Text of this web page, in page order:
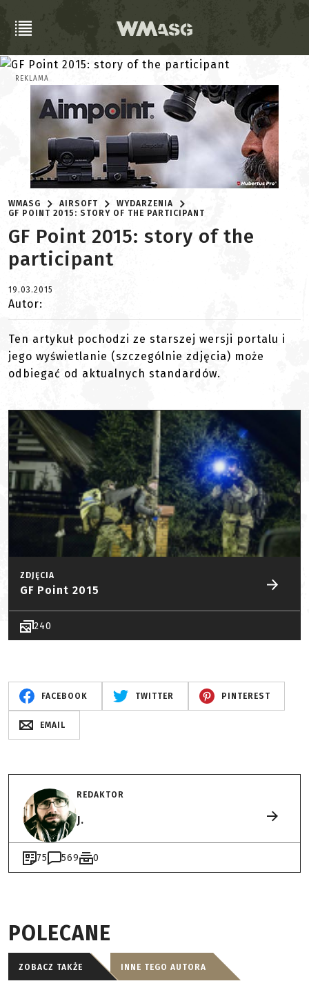
REKLAMA
WMASG AIRSOFT
WYDARZENIA
GF POINT 2015: STORY OF THE PARTICIPANT
GF Point 2015: story of the
participant
19.03.2015
Autor:
Ten artykuł pochodzi ze starszej wersji portalu i
jego wyświetlanie (szczególnie zdjęcia) może
odbiegać od aktualnych standardów.
ZDJĘCIA
GF Point 2015
240
FACEBOOK TWITTER PINTEREST
EMAIL
REDAKTOR
J.
75 569 0
POLECANE
ZOBACZ TAKŻE INNE TEGO AUTORA